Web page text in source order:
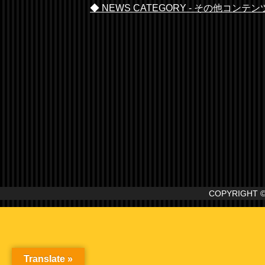
◆ NEWS CATEGORY - その他コンテン
COPYRIGHT
Translate »